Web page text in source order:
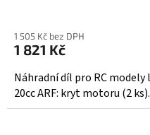
1 505 Kč bez DPH
1 821 Kč
Náhradní díl pro RC
20cc ARF: kryt motoru (2 ks).